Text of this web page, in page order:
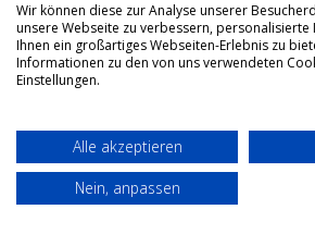
Wir können diese zur Analyse unserer
unsere Webseite zu verbessern, personalisierte
Ihnen ein großartiges Webseiten-Erlebnis zu
Informationen zu den von uns verwendeten
Einstellungen.
Alle akzeptieren
Nein, anpassen